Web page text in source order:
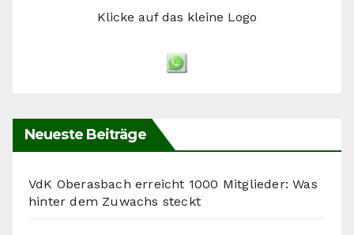
Klicke auf das kleine Logo
Neueste Beiträge
VdK Oberasbach erreicht 1000 Mitglieder: Was
hinter dem Zuwachs steckt